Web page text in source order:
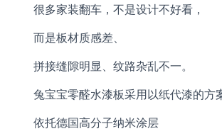
很多家装翻车，不是设计不好看，
而是板材质感差、
拼接缝隙明显、纹路杂乱不一。
兔宝宝零醛水漆板采用以纸代漆的方
依托德国高分子纳米涂层